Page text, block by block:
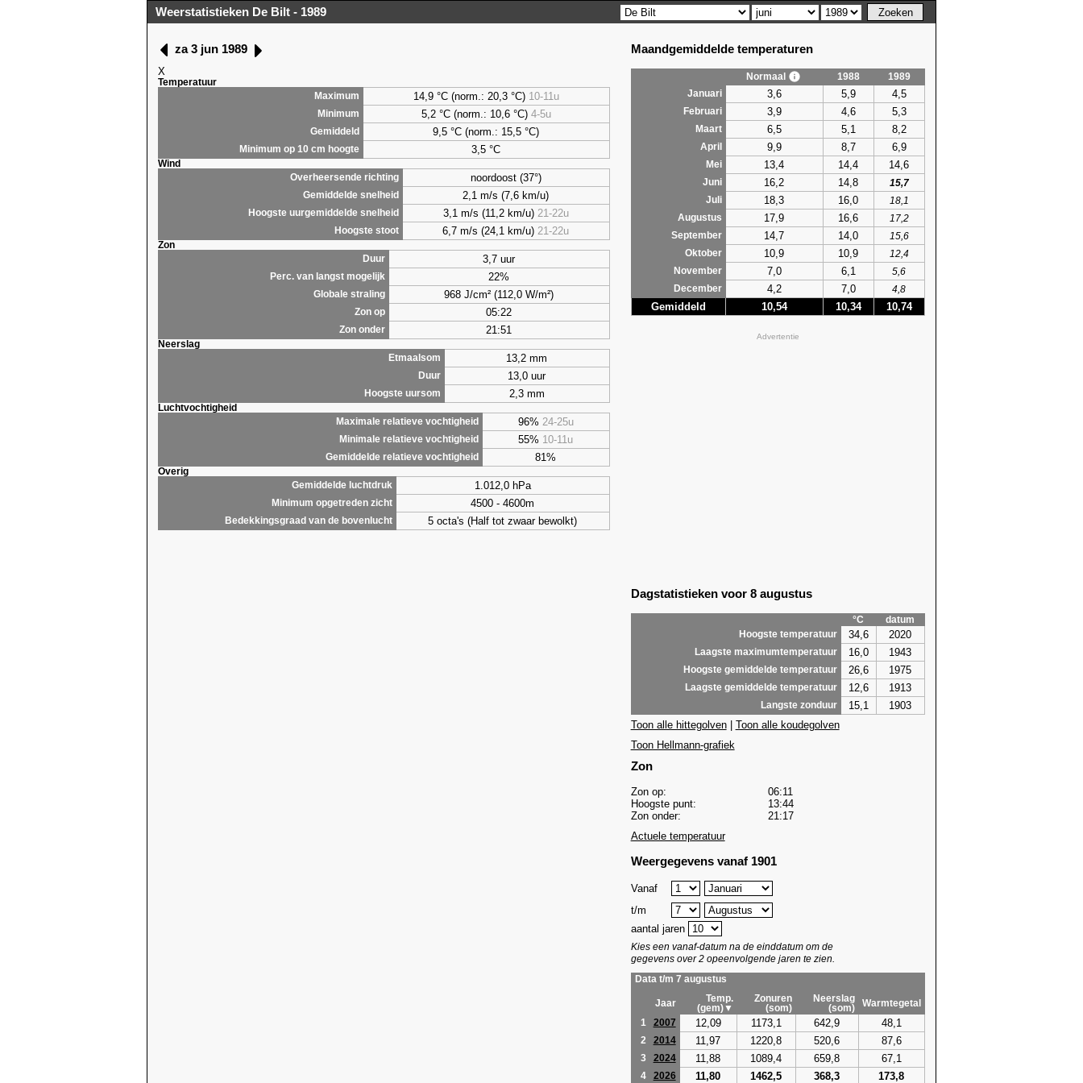
Weerstatistieken De Bilt - 1989
za 3 jun 1989
X
Temperatuur
Maximum
14,9 °C (norm.: 20,3 °C) 10-11u
Minimum 5,2°C (norm.: 10,6 °C) 4-5u
Gemiddeld 9,5 °C (norm.: 15,5 °C)
Minimum op 10 cm hoogte 3,5 °C
Wind
Overheersende richting
noordoost (37°)
Gemiddelde snelheid 2,1 m/s (7,6 km/u)
Hoogste uurgemiddelde snelheid 3,1 m/s (11,2 km/u) 21-22u
Hoogste stoot 6,7 m/s (24,1 km/u) 21-22u
Zon
Duur
3,7 uur
Perc. van langst mogelijk 22%
Globale straling 968 J/cm² (112,0 W/m²)
Zon op 05:22
Zon onder 21:51
Neerslag
Etmaalsom
13,2 mm
Duur 13,0 uur
Hoogste uursom 2,3 mm
Luchtvochtigheid
Maximale relatieve vochtigheid
96% 24-25u
Minimale relatieve vochtigheid 55% 10-11u
Gemiddelde relatieve vochtigheid 81%
Overig
Gemiddelde luchtdruk
1.012,0 hPa
Minimum opgetreden zicht 4500 - 4600m
Bedekkingsgraad van de bovenlucht 5 octa's (Half tot zwaar bewolkt)
Maandgemiddelde temperaturen
Normaal 1988
1989
Januari
3,6 5,9 4,5
Februari 3,9 4,6 5,3
Maart 6,5 5,1 8,2
April 9,9 8,7 6,9
Mei 13,4 14,4 14,6
Juni 16,2 14,8
15,7
Juli
18,3 16,0
18,1
Augustus
17,9 16,6
17,2
September
14,7 14,0
15,6
Oktober
10,9 10,9
12,4
November
7,0 6,1
5,6
December
4,2 7,0 4,8
Gemiddeld 10,54 10,34 10,74
Advertentie
Dagstatistieken voor 8 augustus
°C
datum
Hoogste temperatuur
34,6 2020
Laagste maximumtemperatuur 16,0 1943
Hoogste gemiddelde temperatuur 26,6 1975
Laagste gemiddelde temperatuur 12,6 1913
Langste zonduur 15,1
1903
Toon alle hittegolven| Toon alle koudegolven
Toon Hellmann-grafiek
Zon
Zon op:
06:11
Hoogste punt:
13:44
Zon onder:
21:17
Actuele temperatuur
Weergegevens vanaf 1901
Vanaf
t/m
aantal jaren
Kies een vanaf-datum na de einddatum om de
gegevens over 2 opeenvolgende jaren te zien.
Data t/m 7 augustus
Jaar
Temp.
(gem)▼
Zonuren
(som)
Neerslag
(som)
Warmtegetal
1
2007 12,09 1173,1 642,9 48,1
2 2014 11,97 1220,8 520,6 87,6
3 2024 11,88 1089,4 659,8 67,1
4 2026 11,80 1462,5 368,3 173,8